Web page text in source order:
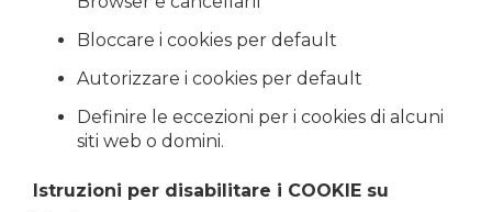
Bloccare i cookies per default
Autorizzare i cookies per default
Definire le eccezioni per i cookies di alcuni
siti web o domini.
Istruzioni per disabilitare i COOKIE su